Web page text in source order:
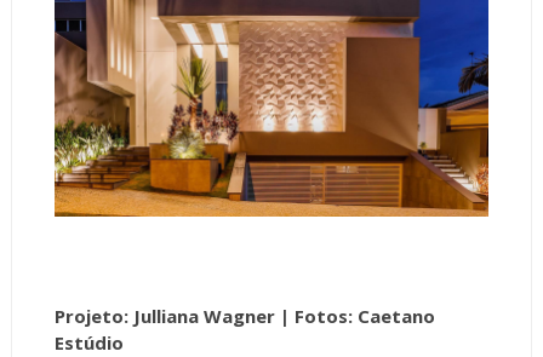
Projeto: Julliana Wagner | Fotos: Caetano
Estúdio